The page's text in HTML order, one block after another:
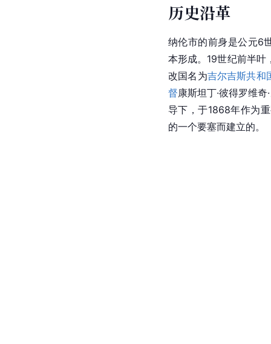
历史沿革
纳伦市的前身是公元6
本形成。19世纪前半叶
改国名为吉尔吉斯共和
督康斯坦丁·彼得罗维
导下，于1868年作为
的一个要塞而建立的。